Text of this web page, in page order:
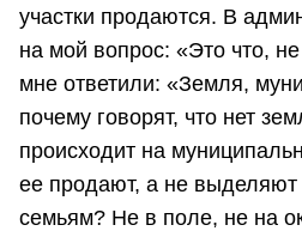
участки продаются. В
на мой вопрос: «Это что,
мне ответили: «Земля,
почему говорят, что нет
происходит на
ее продают, а не
семьям? Не в поле, не на